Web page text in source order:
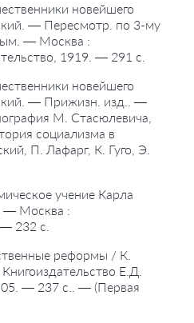
новейшего
— Пересмотр. по 3-му
— Москва :
1919. — 291 с.
новейшего
— Прижизн. изд.. —
М. Стасюлевича,
социализма в
П. Лафарг, К. Гуго, Э.
учение Карла
— Москва :
232 с.
реформы / К.
Е.Д.
— 237 с.. — (Первая